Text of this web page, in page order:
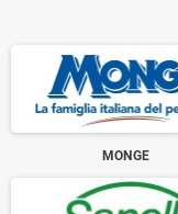
MONGE